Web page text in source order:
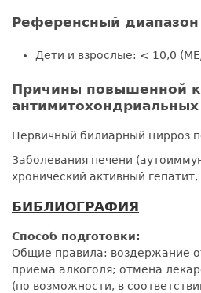
Референсный диапазон
Дети и взрослые: < 10,0
Причины повышенной
антимитохондриальных
Первичный билиарный цирроз
Заболевания печени
хронический активный гепатит,
БИБЛИОГРАФИЯ
Способ подготовки:
Общие правила: воздержание
приема алкоголя; отмена
(по возможности, в